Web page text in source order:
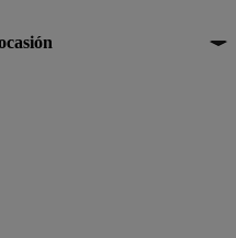
camiones de ocasión